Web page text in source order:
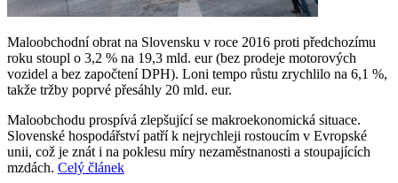
Maloobchodní obrat na Slovensku v roce 2016 proti předchozímu
roku stoupl o 3,2 % na 19,3 mld. eur (bez prodeje motorových
vozidel a bez započtení DPH). Loni tempo růstu zrychlilo na 6,1 %,
takže tržby poprvé přesáhly 20 mld. eur.
Maloobchodu prospívá zlepšující se makroekonomická situace.
Slovenské hospodářství patří k nejrychleji rostoucím v Evropské
unii, což je znát i na poklesu míry nezaměstnanosti a stoupajících
mzdách. Celý článek